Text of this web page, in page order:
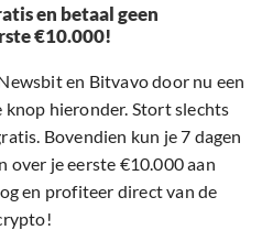
en betaal geen
€10.000!
en Bitvavo door nu een
knop hieronder. Stort slechts
Bovendien kun je 7 dagen
over je eerste €10.000 aan
en profiteer direct van de